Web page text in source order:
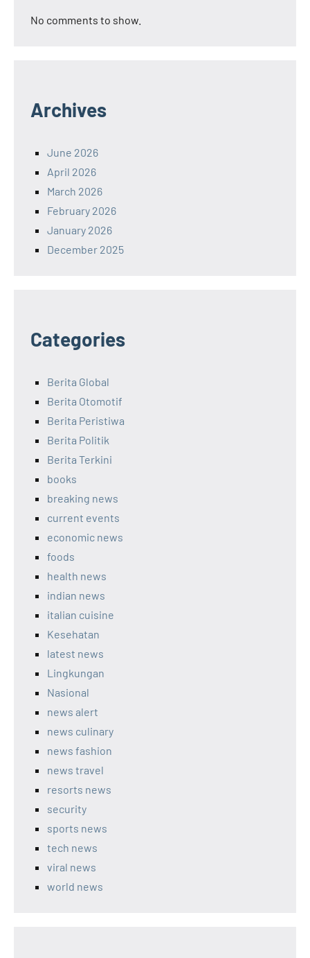
No comments to show.
Archives
June 2026
April 2026
March 2026
February 2026
January 2026
December 2025
Categories
Berita Global
Berita Otomotif
Berita Peristiwa
Berita Politik
Berita Terkini
books
breaking news
current events
economic news
foods
health news
indian news
italian cuisine
Kesehatan
latest news
Lingkungan
Nasional
news alert
news culinary
news fashion
news travel
resorts news
security
sports news
tech news
viral news
world news